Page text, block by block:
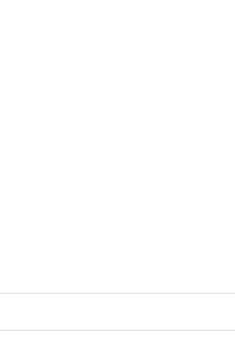
cabinet obtient